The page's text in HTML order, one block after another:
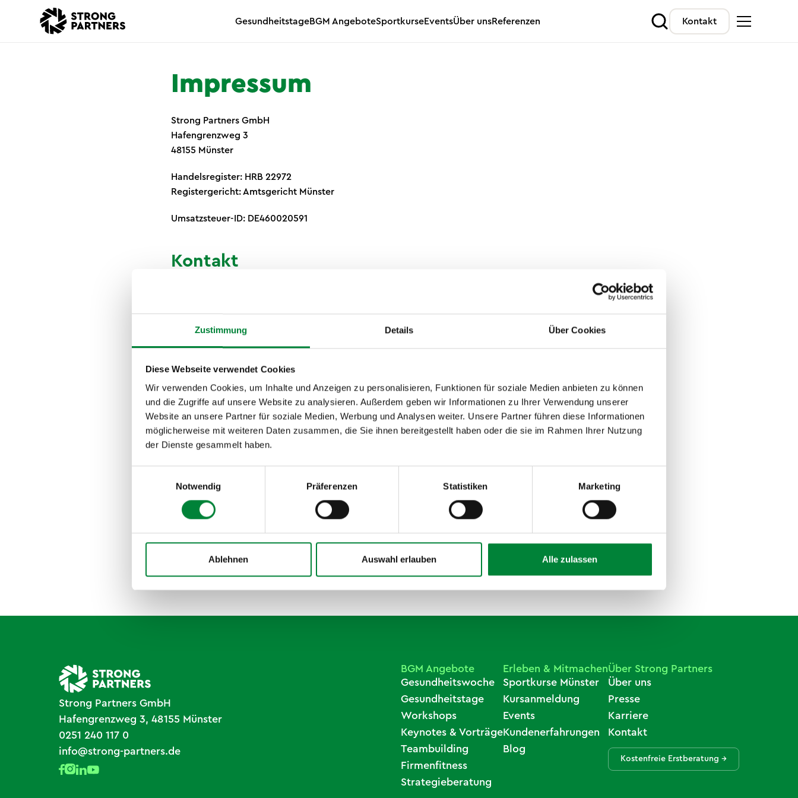
Zustimmung Details Über Cookies
Diese Webseite verwendet Cookies
Wir verwenden Cookies, um Inhalte und Anzeigen zu personalisieren, Funktionen für soziale Medien anbieten zu können
und die Zugriffe auf unsere Website zu analysieren. Außerdem geben wir Informationen zu Ihrer Verwendung unserer
Website an unsere Partner für soziale Medien, Werbung und Analysen weiter. Unsere Partner führen diese Informationen
möglicherweise mit weiteren Daten zusammen, die Sie ihnen bereitgestellt haben oder die sie im Rahmen Ihrer Nutzung
der Dienste gesammelt haben.
Notwendig
Präferenzen Statistiken Marketing
Ablehnen Auswahl erlauben Alle zulassen
GesundheitstageBGM AngeboteSportkurseEventsÜber unsReferenzen Kontakt
Impressum
Strong Partners GmbH
Hafengrenzweg 3
48155 Münster
Handelsregister: HRB 22972
Registergericht: Amtsgericht Münster
Umsatzsteuer-ID: DE460020591
Kontakt
Redaktionell verantwortlich:
Paula Menninghaus, Johannes Yazigi
Verbraucher­streit­beilegung/Universal­schlichtungs­stelle:
Wir sind nicht bereit oder verpflichtet, an Streitbeilegungsverfahren vor einer
Verbraucherschlichtungsstelle teilzunehmen.
Website erstellt von webdesign.ms
Strong Partners GmbH
Hafengrenzweg 3, 48155 Münster
0251 240 117 0
info@strong-partners.de
BGM Angebote
Gesundheitswoche
Gesundheitstage
Workshops
Keynotes & Vorträge
Teambuilding
Firmenfitness
Strategieberatung
Erleben & Mitmachen
Sportkurse Münster
Kursanmeldung
Events
Kundenerfahrungen
Blog
Über Strong Partners
Über uns
Presse
Karriere
Kontakt
Kostenfreie Erstberatung →